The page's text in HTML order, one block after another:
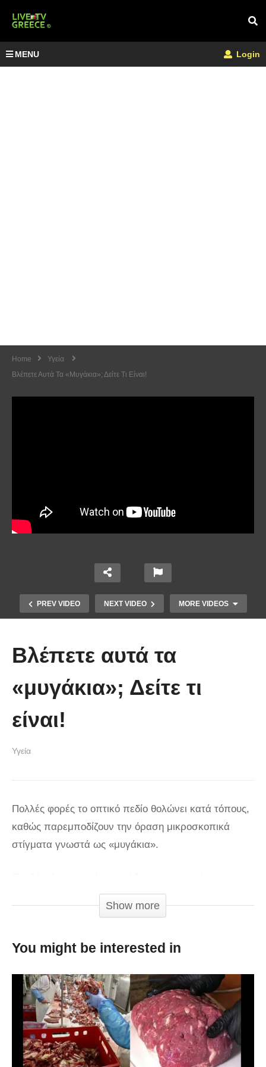
MENU Login
Home
Υγεία
Βλέπετε Αυτά Τα «μυγάκια»; Δείτε Τι Είναι!
PREV VIDEO NEXT VIDEO MORE VIDEOS
Μουρουνέλαιο: Τι προσφέρει και
καταπολεμηθούν
Βλέπετε αυτά τα
«μυγάκια»; Δείτε τι
είναι!
Υγεία
Πολλές φορές το οπτικό πεδίο θολώνει κατά τόπους,
καθώς παρεμποδίζουν την όραση μικροσκοπικά
στίγματα γνωστά ως «μυγάκια».
volitantes (ιπτάμενες μύγες στα λατινικά).
σωματίδια που έχουν μπει στο μάτι, αλλά για ένα
Τα μυγάκια είναι σκιές μικροσκοπικών σωματιδίων
που βρίσκονται εντός του οφθαλμού, όπως ερυθρά
αιμοσφαίρια, μάζες πρωτεϊνών ή μικρά τμήματα
ιστού.
Show more
You might be interested in